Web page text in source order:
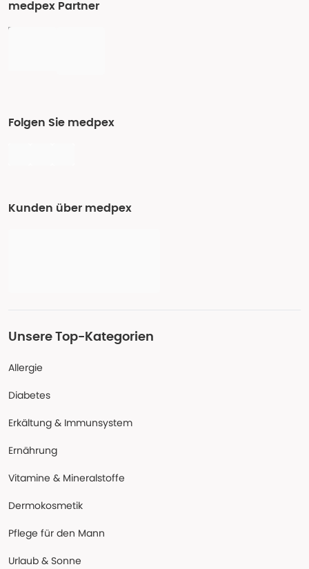
medpex Partner
Folgen Sie medpex
Kunden über medpex
Unsere Top-Kategorien
Allergie
Diabetes
Erkältung & Immunsystem
Ernährung
Vitamine & Mineralstoffe
Dermokosmetik
Pflege für den Mann
Urlaub & Sonne